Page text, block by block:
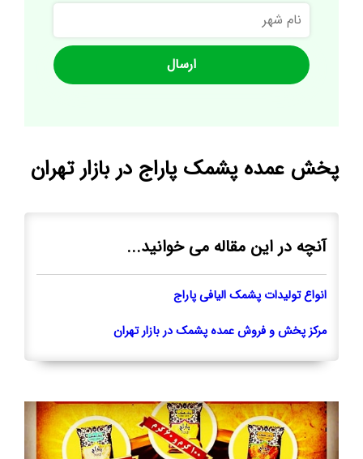
نام
شهر
پخش عمده پشمک پاراج در بازار تهران
آنچه در این مقاله می خوانید...
انواع تولیدات پشمک الیافی پاراج
مرکز پخش و فروش عمده پشمک در بازار تهران